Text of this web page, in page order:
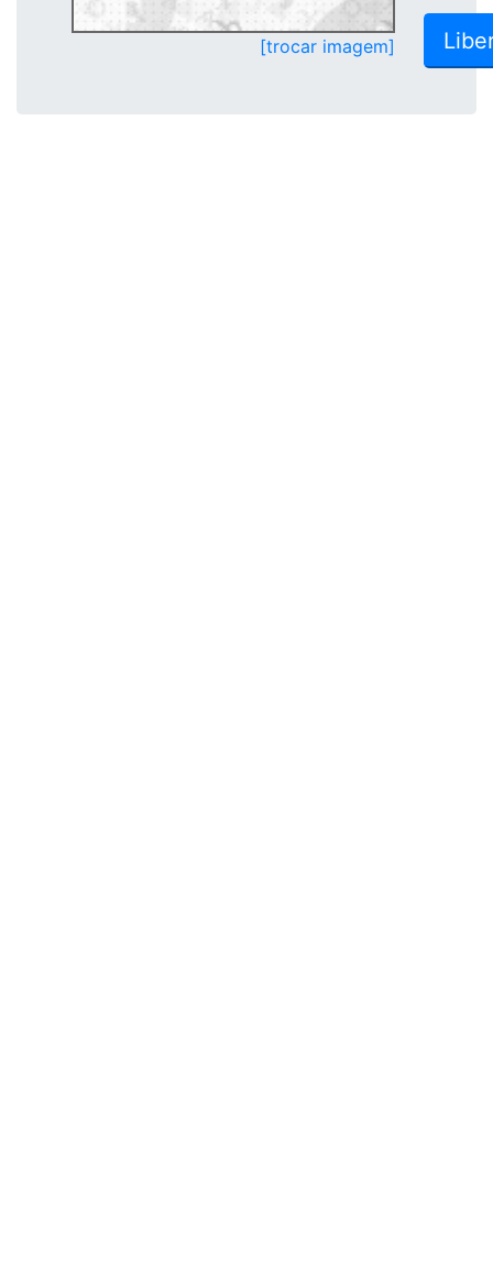
[trocar imagem]